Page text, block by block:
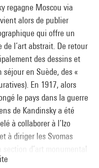
Liucci-Goutnikov, Julie
Bernard et Chloé
Lenglois)
regagne Moscou via
alors de publier
qui offre un
l’art abstrait. De retour
des dessins et
en Suède, des «
En 1917, alors
le pays dans la guerre
de Kandinsky a été
à collaborer à l’Izo
à diriger les Svomas
d’art monumental
Parallèlement, il